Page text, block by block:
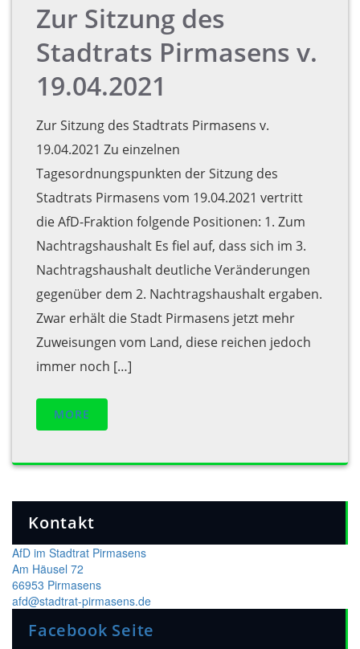
Zur Sitzung des
Stadtrats Pirmasens v.
19.04.2021
Zur Sitzung des Stadtrats Pirmasens v.
19.04.2021 Zu einzelnen
Tagesordnungspunkten der Sitzung des
Stadtrats Pirmasens vom 19.04.2021 vertritt
die AfD-Fraktion folgende Positionen: 1. Zum
Nachtragshaushalt Es fiel auf, dass sich im 3.
Nachtragshaushalt deutliche Veränderungen
gegenüber dem 2. Nachtragshaushalt ergaben.
Zwar erhält die Stadt Pirmasens jetzt mehr
Zuweisungen vom Land, diese reichen jedoch
immer noch […]
MORE
Kontakt
AfD im Stadtrat Pirmasens
Am Häusel 72
66953 Pirmasens
afd@stadtrat-pirmasens.de
Facebook Seite